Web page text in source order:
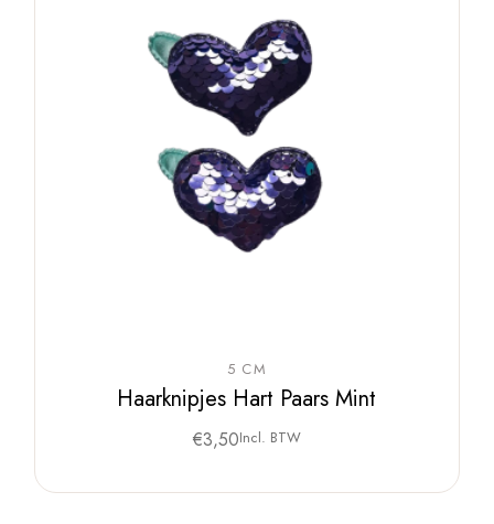
5 CM
Haarknipjes Hart Paars Mint
€3,50Incl. BTW